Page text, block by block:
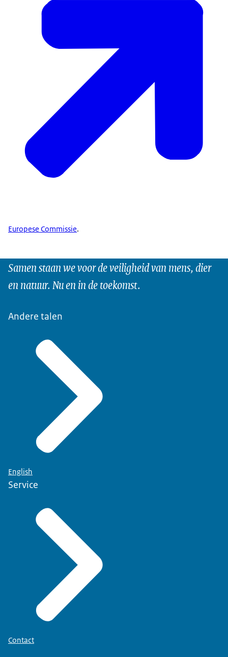
Europese Commissie.
Samen staan we voor de veiligheid van mens, dier
en natuur. Nu en in de toekomst.
Andere talen
English
Service
Contact